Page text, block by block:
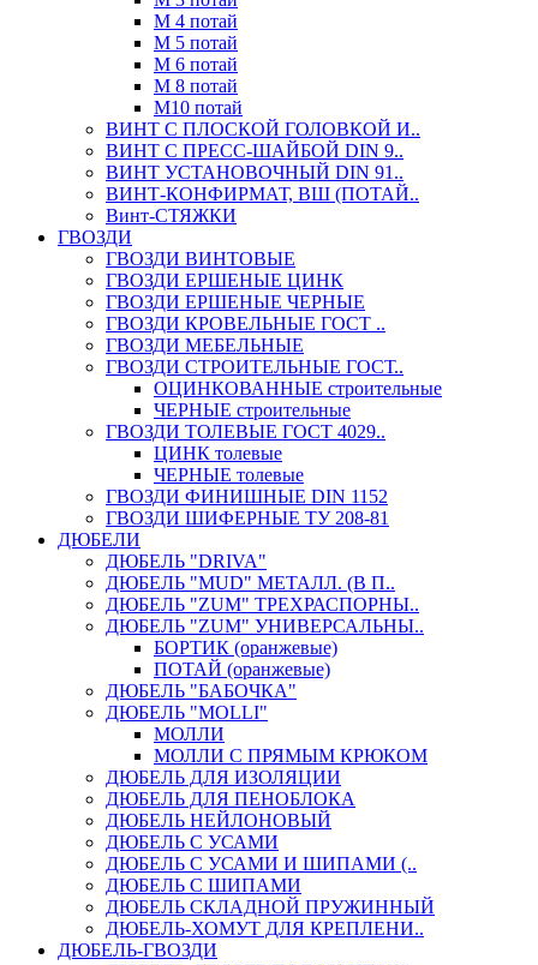
М 4 потай
М 5 потай
М 6 потай
М 8 потай
М10 потай
ВИНТ С ПЛОСКОЙ ГОЛОВКОЙ И..
ВИНТ С ПРЕСС-ШАЙБОЙ DIN 9..
ВИНТ УСТАНОВОЧНЫЙ DIN 91..
ВИНТ-КОНФИРМАТ, ВШ (ПОТАЙ..
Винт-СТЯЖКИ
ГВОЗДИ
ГВОЗДИ ВИНТОВЫЕ
ГВОЗДИ ЕРШЕНЫЕ ЦИНК
ГВОЗДИ ЕРШЕНЫЕ ЧЕРНЫЕ
ГВОЗДИ КРОВЕЛЬНЫЕ ГОСТ ..
ГВОЗДИ МЕБЕЛЬНЫЕ
ГВОЗДИ СТРОИТЕЛЬНЫЕ ГОСТ..
ОЦИНКОВАННЫЕ строительные
ЧЕРНЫЕ строительные
ГВОЗДИ ТОЛЕВЫЕ ГОСТ 4029..
ЦИНК толевые
ЧЕРНЫЕ толевые
ГВОЗДИ ФИНИШНЫЕ DIN 1152
ГВОЗДИ ШИФЕРНЫЕ ТУ 208-81
ДЮБЕЛИ
ДЮБЕЛЬ "DRIVA"
ДЮБЕЛЬ "MUD" МЕТАЛЛ. (В П..
ДЮБЕЛЬ "ZUM" ТРЕХРАСПОРНЫ..
ДЮБЕЛЬ "ZUM" УНИВЕРСАЛЬНЫ..
БОРТИК (оранжевые)
ПОТАЙ (оранжевые)
ДЮБЕЛЬ "БАБОЧКА"
ДЮБЕЛЬ "МOLLI"
МОЛЛИ
МОЛЛИ С ПРЯМЫМ КРЮКОМ
ДЮБЕЛЬ ДЛЯ ИЗОЛЯЦИИ
ДЮБЕЛЬ ДЛЯ ПЕНОБЛОКА
ДЮБЕЛЬ НЕЙЛОНОВЫЙ
ДЮБЕЛЬ С УСАМИ
ДЮБЕЛЬ С УСАМИ И ШИПАМИ (..
ДЮБЕЛЬ С ШИПАМИ
ДЮБЕЛЬ СКЛАДНОЙ ПРУЖИННЫЙ
ДЮБЕЛЬ-ХОМУТ ДЛЯ КРЕПЛЕНИ..
ДЮБЕЛЬ-ГВОЗДИ